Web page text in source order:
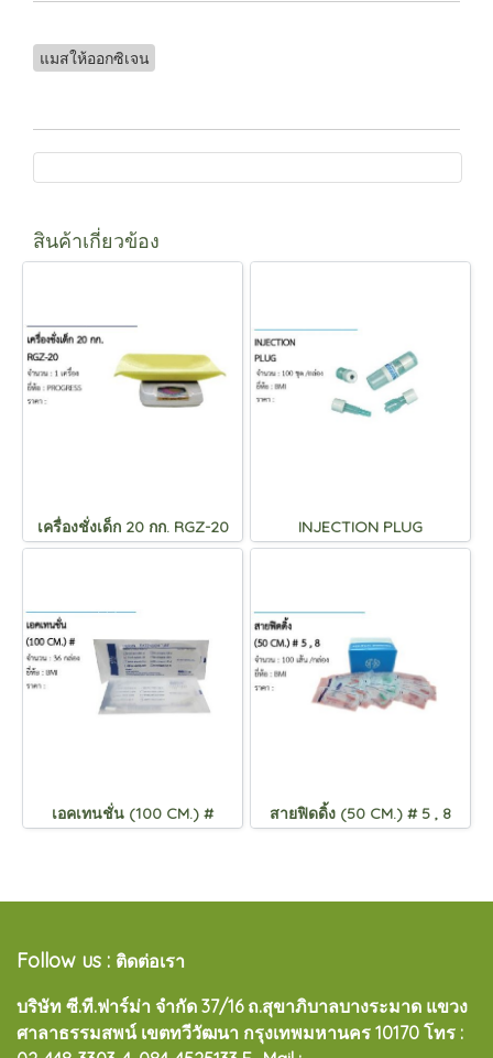
แมสให้ออกซิเจน
สินค้าเกี่ยวข้อง
เครื่องชั่งเด็ก 20 กก. RGZ-20 INJECTION PLUG
เอคเทนชั่น (100 CM.) # สายฟิดดิ้ง (50 CM.) # 5 , 8
Follow us : ติดต่อเรา
บริษัท ซี.ที.ฟาร์ม่า จำกัด 37/16 ถ.สุขาภิบาลบางระมาด แขวง
ศาลาธรรมสพน์ เขตทวีวัฒนา กรุงเทพมหานคร 10170 โทร :